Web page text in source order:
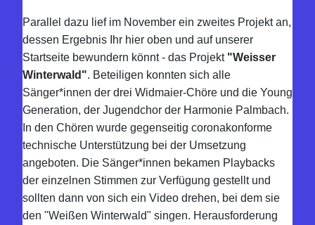
Parallel dazu lief im November ein zweites Projekt an,
dessen Ergebnis Ihr hier oben und auf unserer
Startseite bewundern könnt - das Projekt "Weisser
Winterwald". Beteiligen konnten sich alle
Sänger*innen der drei Widmaier-Chöre und die Young
Generation, der Jugendchor der Harmonie Palmbach.
In den Chören wurde gegenseitig coronakonforme
technische Unterstützung bei der Umsetzung
angeboten. Die Sänger*innen bekamen Playbacks
der einzelnen Stimmen zur Verfügung gestellt und
sollten dann von sich ein Video drehen, bei dem sie
den "Weißen Winterwald" singen. Herausforderung